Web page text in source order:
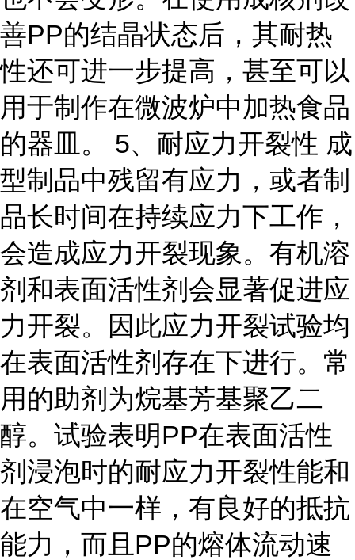
善PP的结晶状态后，其耐热
性还可进一步提高，甚至可以
用于制作在微波炉中加热食品
的器皿。 5、耐应力开裂性 成
型制品中残留有应力，或者制
品长时间在持续应力下工作，
会造成应力开裂现象。有机溶
剂和表面活性剂会显著促进应
力开裂。因此应力开裂试验均
在表面活性剂存在下进行。常
用的助剂为烷基芳基聚乙二
醇。试验表明PP在表面活性
剂浸泡时的耐应力开裂性能和
在空气中一样，有良好的抵抗
能力，而且PP的熔体流动速